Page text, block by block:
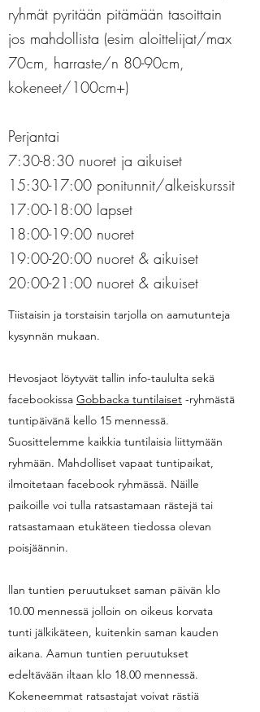
ryhmät pyritään pitämään tasoittain
jos mahdollista (esim aloittelijat/max
70cm, harraste/n 80-90cm,
kokeneet/100cm+)
Perjantai
7:30-8:30 nuoret ja aikuiset
15:30-17:00 ponitunnit/alkeiskurssit
17:00-18:00 lapset
18:00-19:00 nuoret
19:00-20:00 nuoret & aikuiset
20:00-21:00 nuoret & aikuiset
Tiistaisin ja torstaisin tarjolla on aamutunteja
kysynnän mukaan.
Hevosjaot löytyvät tallin info-taululta sekä
facebookissa Gobbacka tuntilaiset -ryhmästä
tuntipäivänä kello 15 mennessä.
Suosittelemme kaikkia tuntilaisia liittymään
ryhmään. Mahdolliset vapaat tuntipaikat,
ilmoitetaan facebook ryhmässä. Näille
paikoille voi tulla ratsastamaan rästejä tai
ratsastamaan etukäteen tiedossa olevan
poisjäännin.
llan tuntien peruutukset saman päivän klo
10.00 mennessä jolloin on oikeus korvata
tunti jälkikäteen, kuitenkin saman kauden
aikana. Aamun tuntien peruutukset
edeltävään iltaan klo 18.00 mennessä.
Kokeneemmat ratsastajat voivat rästiä